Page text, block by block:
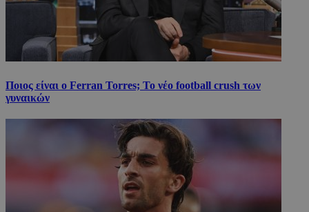
Ποιος είναι ο Ferran Torres; Το νέο football crush των
γυναικών